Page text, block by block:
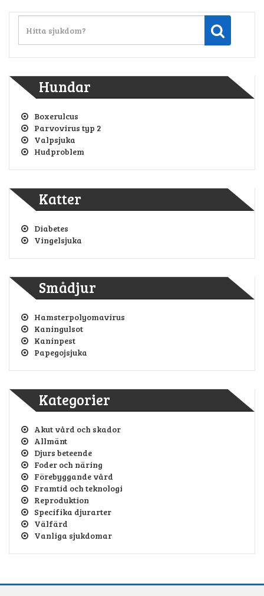
Hundar
Boxerulcus
Parvovirus typ 2
Valpsjuka
Hudproblem
Katter
Diabetes
Vingelsjuka
Smådjur
Hamsterpolyomavirus
Kaningulsot
Kaninpest
Papegojsjuka
Kategorier
Akut vård och skador
Allmänt
Djurs beteende
Foder och näring
Förebyggande vård
Framtid och teknologi
Reproduktion
Specifika djurarter
Välfärd
Vanliga sjukdomar